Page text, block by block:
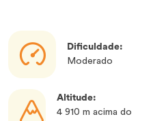
Dificuldade:
Moderado
Altitude:
4 910 m acima do